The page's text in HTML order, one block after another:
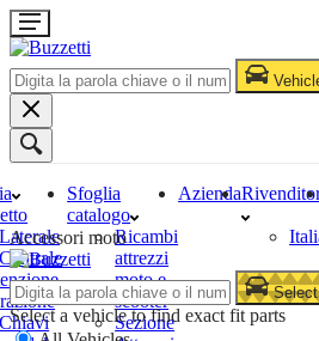
Laterale
Centrale
Chiavi
Sfoglia
catalogo
Ricambi
attrezzi
moto e
scooter
Sezione
Azienda
Accessori moto
Select a vehicle to find exact fit parts